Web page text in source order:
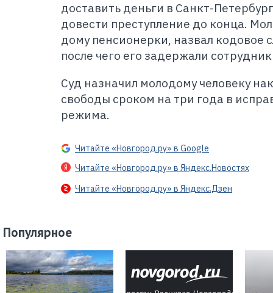
доставить деньги в Санкт-
довести преступление до конца.
дому пенсионерки, назвал кодовое
после чего его задержали
Суд назначил молодому человеку
свободы сроком на три года в
режима.
Читайте «Новгород.ру» в Google
Читайте «Новгород.ру» в Яндекс.Новостях
Читайте «Новгород.ру» в Яндекс.Дзен
Популярное